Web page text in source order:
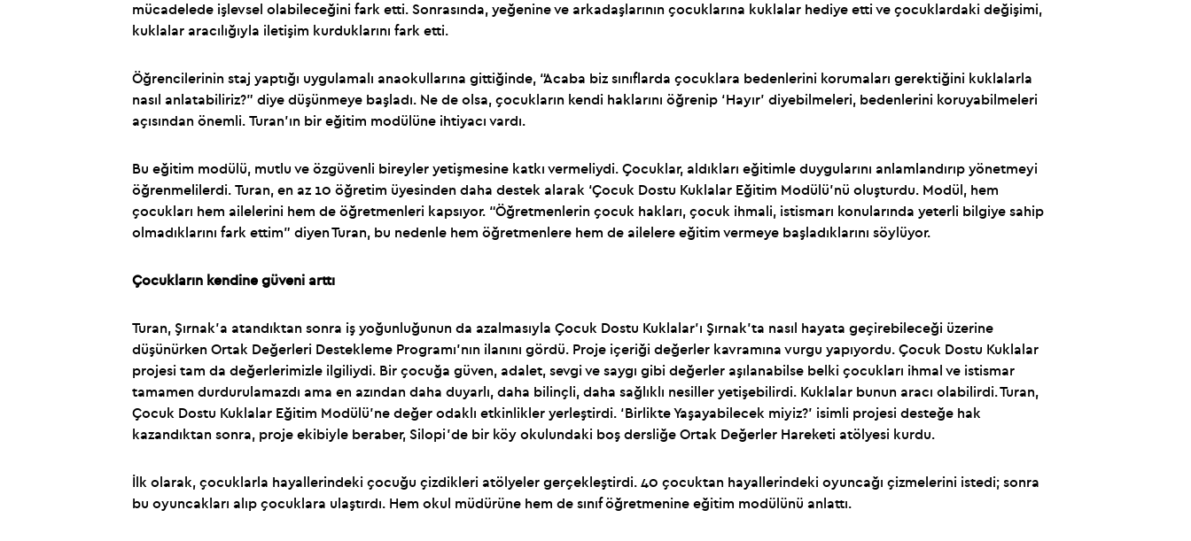
mücadelede işlevsel olabileceğini fark etti. Sonrasında, yeğenine ve arkadaşlarının çocuklarına kuklalar hediye etti ve çocuklardaki değişimi,
kuklalar aracılığıyla iletişim kurduklarını fark etti.
Öğrencilerinin staj yaptığı uygulamalı anaokullarına gittiğinde, “Acaba biz sınıflarda çocuklara bedenlerini korumaları gerektiğini kuklalarla
nasıl anlatabiliriz?” diye düşünmeye başladı. Ne de olsa, çocukların kendi haklarını öğrenip ‘Hayır’ diyebilmeleri, bedenlerini koruyabilmeleri
açısından önemli. Turan’ın bir eğitim modülüne ihtiyacı vardı.
Bu eğitim modülü, mutlu ve özgüvenli bireyler yetişmesine katkı vermeliydi. Çocuklar, aldıkları eğitimle duygularını anlamlandırıp yönetmeyi
öğrenmelilerdi. Turan, en az 10 öğretim üyesinden daha destek alarak ‘Çocuk Dostu Kuklalar Eğitim Modülü’nü oluşturdu. Modül, hem
çocukları hem ailelerini hem de öğretmenleri kapsıyor. “Öğretmenlerin çocuk hakları, çocuk ihmali, istismarı konularında yeterli bilgiye sahip
olmadıklarını fark ettim” diyen Turan, bu nedenle hem öğretmenlere hem de ailelere eğitim vermeye başladıklarını söylüyor.
Çocukların kendine güveni arttı
Turan, Şırnak’a atandıktan sonra iş yoğunluğunun da azalmasıyla Çocuk Dostu Kuklalar’ı Şırnak’ta nasıl hayata geçirebileceği üzerine
düşünürken Ortak Değerleri Destekleme Programı’nın ilanını gördü. Proje içeriği değerler kavramına vurgu yapıyordu. Çocuk Dostu Kuklalar
projesi tam da değerlerimizle ilgiliydi. Bir çocuğa güven, adalet, sevgi ve saygı gibi değerler aşılanabilse belki çocukları ihmal ve istismar
tamamen durdurulamazdı ama en azından daha duyarlı, daha bilinçli, daha sağlıklı nesiller yetişebilirdi. Kuklalar bunun aracı olabilirdi. Turan,
Çocuk Dostu Kuklalar Eğitim Modülü’ne değer odaklı etkinlikler yerleştirdi. ‘Birlikte Yaşayabilecek miyiz?’ isimli projesi desteğe hak
kazandıktan sonra, proje ekibiyle beraber, Silopi’de bir köy okulundaki boş dersliğe Ortak Değerler Hareketi atölyesi kurdu.
İlk olarak, çocuklarla hayallerindeki çocuğu çizdikleri atölyeler gerçekleştirdi. 40 çocuktan hayallerindeki oyuncağı çizmelerini istedi; sonra
bu oyuncakları alıp çocuklara ulaştırdı. Hem okul müdürüne hem de sınıf öğretmenine eğitim modülünü anlattı.